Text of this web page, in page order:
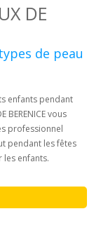
DE
de peau
enfants pendant
BERENICE vous
professionnel
pendant les fêtes
enfants.